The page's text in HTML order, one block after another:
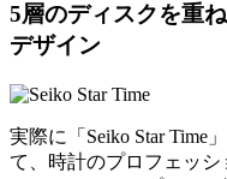
5層のディスクを重
デザイン
実際に「Seiko Star Time
て、時計のプロフェッ